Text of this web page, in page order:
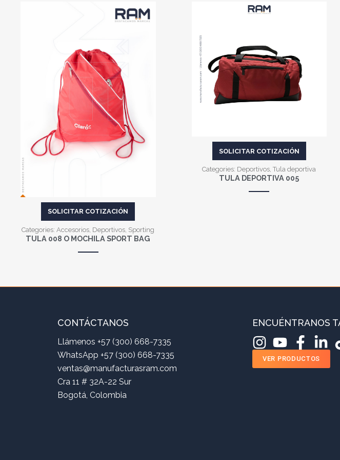
VER MÁS
SOLICITAR COTIZACIÓN
Categories:Accesorios, Deportivos, Sporting
TULA 008 O MOCHILA SPORT BAG
VER MÁS
SOLICITAR COTIZACIÓN
Categories: Deportivos,Tula deportiva
TULA DEPORTIVA 005
CONTÁCTANOS
Llámenos +57 (300) 668-7335
WhatsApp +57 (300) 668-7335
ventas@manufacturasram.com
Cra 11 # 32A-22 Sur
Bogotá, Colombia
ENCUÉNTRANOS
VER PRODUCTOS